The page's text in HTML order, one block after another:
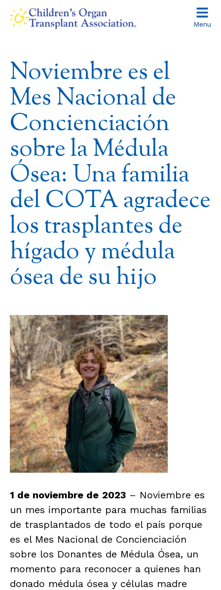
Skip
Menu
Noviembre es el
Mes Nacional de
Concienciación
sobre la Médula
Ósea: Una familia
del COTA agradece
los trasplantes de
hígado y médula
ósea de su hijo
1 de noviembre de 2023 – Noviembre es
un mes importante para muchas familias
de trasplantados de todo el país porque
es el Mes Nacional de Concienciación
sobre los Donantes de Médula Ósea, un
momento para reconocer a quienes han
donado médula ósea y células madre